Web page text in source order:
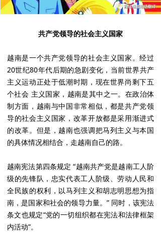
共产党领导的社会主义国家
越南是一个共产党领导的社会主义国家。经过
20世纪80年代后期的急剧变化，当前世界共产
主义运动正处于低潮时期，现在世界尚剩下五
个社会 主义国家，越南是其中之一。在政治体
制方面，越南与中国非常相似，都是共产党领
导的社会主义国家，改革开放都是采用渐进式
的改革。但是，越南也强调把马列主义与本国
的具体情况相结合，走越南自己的路。
越南宪法第四条规定 “越南共产党是越南工人阶
级的先锋队，忠实代表工人阶级、劳动人民和
全民族的权利，以马列主义和胡志明思想为指
南，是国家和社会的领导力量。” 同时，该宪法
条文也规定“党的一切组织都在宪法和法律框架
内活动”。